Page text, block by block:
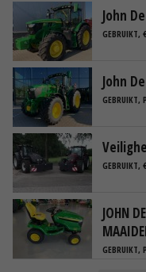
John
GEBRUIKT,
John
GEBRUIKT,
GEBRUIKT,
JOHN
GEBRUIKT,